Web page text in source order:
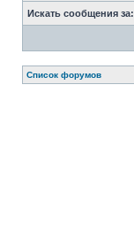
Искать сообщения за:
Список форумов